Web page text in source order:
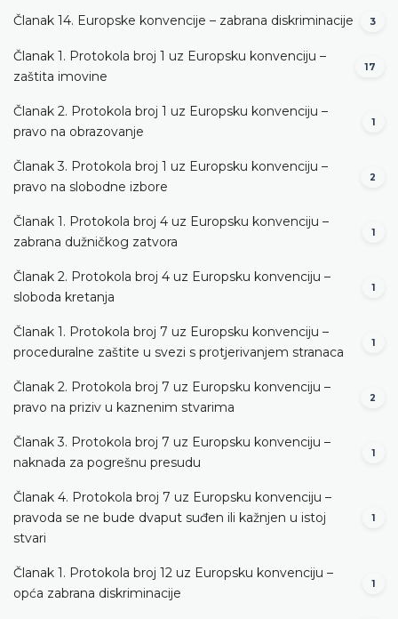
Članak 14. Europske konvencije – zabrana diskriminacije 3
Članak 1. Protokola broj 1 uz Europsku konvenciju –
zaštita imovine
17
Članak 2. Protokola broj 1 uz Europsku konvenciju –
pravo na obrazovanje
1
Članak 3. Protokola broj 1 uz Europsku konvenciju –
pravo na slobodne izbore
2
Članak 1. Protokola broj 4 uz Europsku konvenciju –
zabrana dužničkog zatvora
1
Članak 2. Protokola broj 4 uz Europsku konvenciju –
sloboda kretanja
1
Članak 1. Protokola broj 7 uz Europsku konvenciju –
proceduralne zaštite u svezi s protjerivanjem stranaca
1
Članak 2. Protokola broj 7 uz Europsku konvenciju –
pravo na priziv u kaznenim stvarima
2
Članak 3. Protokola broj 7 uz Europsku konvenciju –
naknada za pogrešnu presudu
1
Članak 4. Protokola broj 7 uz Europsku konvenciju –
pravoda se ne bude dvaput suđen ili kažnjen u istoj
stvari
1
Članak 1. Protokola broj 12 uz Europsku konvenciju –
opća zabrana diskriminacije
1